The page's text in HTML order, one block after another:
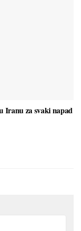
Iranu za svaki napad